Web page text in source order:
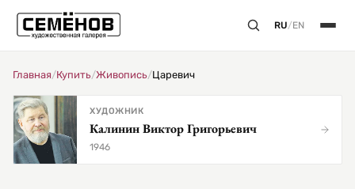
RU/EN
Главная/Купить/Живопись/Царевич
ХУДОЖНИК
Калинин Виктор Григорьевич
1946